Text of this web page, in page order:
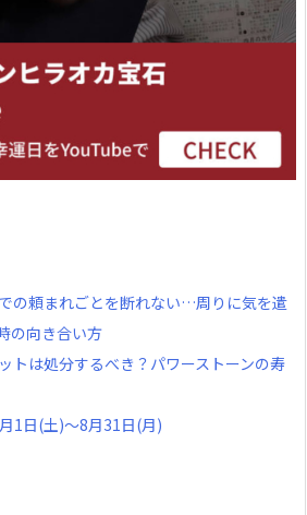
の頼まれごとを断れない…周りに気を遣
の向き合い方
トは処分するべき？パワーストーンの寿
1日(土)～8月31日(月)